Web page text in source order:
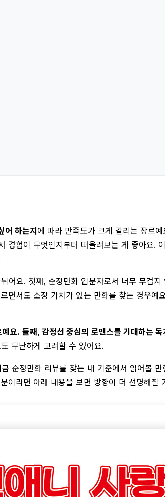
어 하는지에 따라 만족도가 크게 갈리는 장르
경험이 무엇인지부터 떠올려보는 게 좋아요
어요. 첫째, 순정만화 입문자로서 너무 무겁
면서도 소장 가치가 있는 만화를 찾는 경우
예요. 둘째, 감정선 중심의 로맨스를 기대하는
무난하게 고려할 수 있어요.
순정만화 리뷰를 찾는 내 기준에서 읽어볼
이라면 아래 내용을 보면 방향이 더 선명해질